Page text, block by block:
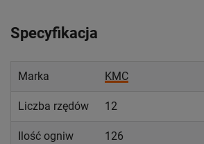
Specyfikacja
Marka KMC
Liczba rzędów 12
Ilość ogniw 126